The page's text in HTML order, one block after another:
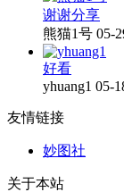
谢谢分享
熊猫1号 05-
好看
yhuang1 05-
友情链接
妙图社
关于本站